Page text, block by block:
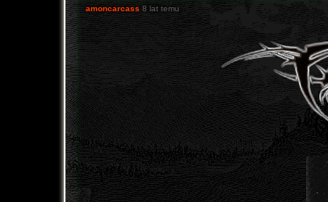
amoncarcass 8 lat temu